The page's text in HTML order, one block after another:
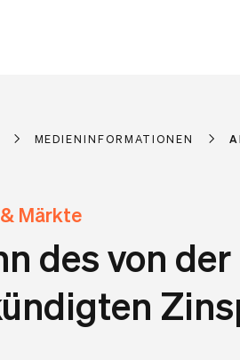
MEDIENINFORMATIONEN
Märkte
des von der